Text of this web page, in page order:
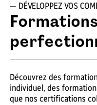
— DÉVELOPPEZ VOS
Découvrez des
individuel, des
que nos certifications